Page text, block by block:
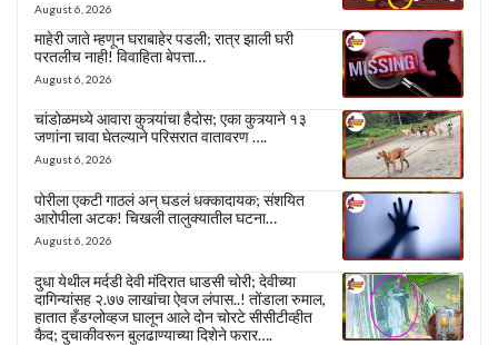
August 6, 2026
माहेरी जाते म्हणून घराबाहेर पडली; रात्र झाली घरी
परतलीच नाही! विवाहिता बेपत्ता…
August 6, 2026
चांडोळमध्ये आवारा कुत्र्यांचा हैदोस; एका कुत्र्याने १३
जणांना चावा घेतल्याने परिसरात वातावरण ….
August 6, 2026
पोरीला एकटी गाठलं अन् घडलं धक्कादायक; संशयित
आरोपीला अटक! चिखली तालुक्यातील घटना…
August 6, 2026
दुधा येथील मर्दडी देवी मंदिरात धाडसी चोरी; देवीच्या
दागिन्यांसह २.७७ लाखांचा ऐवज लंपास..! तोंडाला रुमाल,
हातात हँडग्लोव्हज घालून आले दोन चोरटे सीसीटीव्हीत
कैद; दुचाकीवरून बुलढाण्याच्या दिशेने फरार….